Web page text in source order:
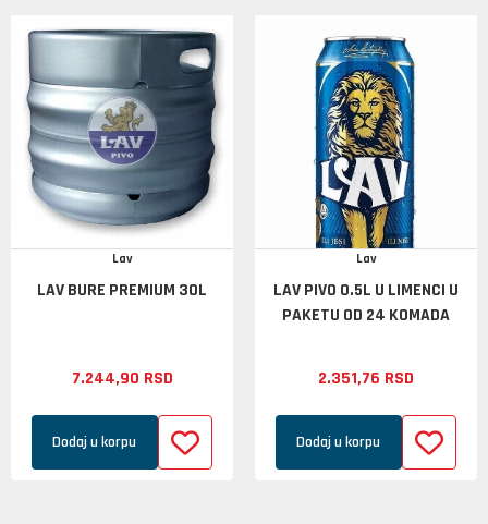
Lav
LAV BURE PREMIUM 30L
7.244,90 RSD
Dodaj u korpu
Lav
LAV PIVO 0.5L U LIMENCI U
PAKETU OD 24 KOMADA
2.351,76 RSD
Dodaj u korpu